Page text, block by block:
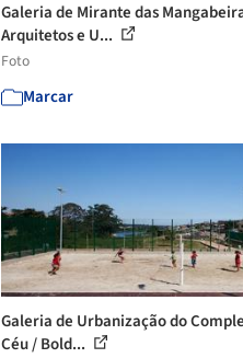
Galeria de Mirante das
Arquitetos e U...
Foto
Marcar
Galeria de Urbanização do
Céu / Bold...